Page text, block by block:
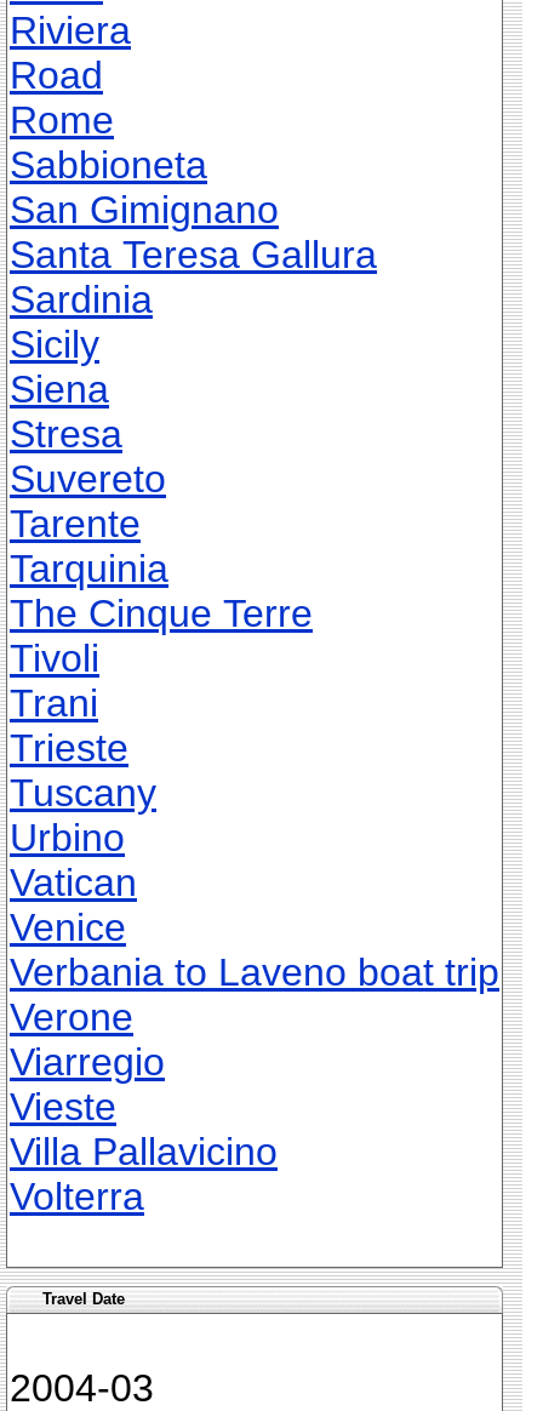
Riviera
Road
Rome
Sabbioneta
San Gimignano
Santa Teresa Gallura
Sardinia
Sicily
Siena
Stresa
Suvereto
Tarente
Tarquinia
The Cinque Terre
Tivoli
Trani
Trieste
Tuscany
Urbino
Vatican
Venice
Verbania to Laveno boat trip
Verone
Viarregio
Vieste
Villa Pallavicino
Volterra
Travel Date
2004-03